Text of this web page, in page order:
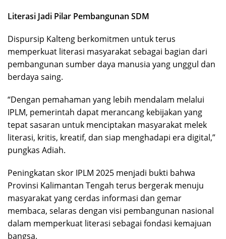
Literasi Jadi Pilar Pembangunan SDM
Dispursip Kalteng berkomitmen untuk terus
memperkuat literasi masyarakat sebagai bagian dari
pembangunan sumber daya manusia yang unggul dan
berdaya saing.
“Dengan pemahaman yang lebih mendalam melalui
IPLM, pemerintah dapat merancang kebijakan yang
tepat sasaran untuk menciptakan masyarakat melek
literasi, kritis, kreatif, dan siap menghadapi era digital,”
pungkas Adiah.
Peningkatan skor IPLM 2025 menjadi bukti bahwa
Provinsi Kalimantan Tengah terus bergerak menuju
masyarakat yang cerdas informasi dan gemar
membaca, selaras dengan visi pembangunan nasional
dalam memperkuat literasi sebagai fondasi kemajuan
bangsa.